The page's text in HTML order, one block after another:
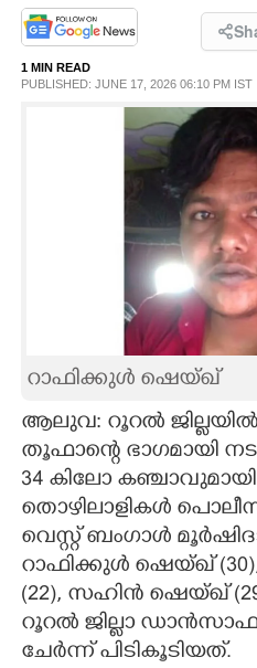
ASTRO
LITERATURE
ZOOM
CONTACT US
1 MIN READ
PUBLISHED: JUNE 17, 2026 06:10 PM IST
റാഫിക്കുൾ ഷെയ്ഖ്
ആലുവ: റൂറൽ
തൂഫാന്റെ ഭാഗമായി
34 കിലോ
തൊഴിലാളികൾ
വെസ്റ്റ് ബംഗാൾ
റാഫിക്കുൾ ഷെയ്ഖ്
(22), സഹിൻ ഷെയ്ഖ്
റൂറൽ ജില്ലാ
ചേർന്ന് പിടികൂടിയത്.